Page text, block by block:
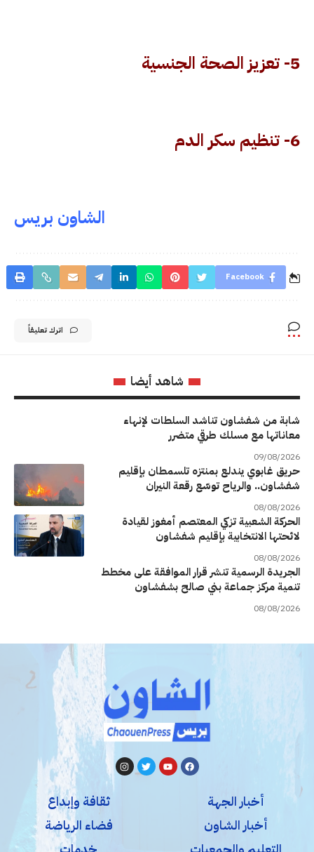
5- تعزيز الصحة الجنسية
6- تنظيم سكر الدم
الشاون بريس
Facebook
اترك تعليقاً
شاهد أيضا
شابة من شفشاون تناشد السلطات لإنهاء
معاناتها مع مسلك طرقي متضرر
09/08/2026
حريق غابوي يندلع بمنتزه تلسمطان بإقليم
شفشاون.. والرياح توسّع رقعة النيران
08/08/2026
الحركة الشعبية تزكي المعتصم أمغوز لقيادة
لائحتها الانتخابية بإقليم شفشاون
08/08/2026
الجريدة الرسمية تنشر قرار الموافقة على مخطط
تنمية مركز جماعة بني صالح بشفشاون
08/08/2026
أخبار الجهة
أخبار الشاون
ثقافة وإبداع
فضاء الرياضة